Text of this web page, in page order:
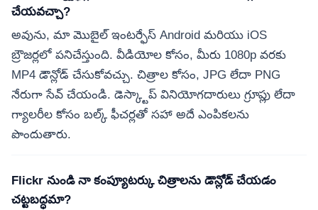
చేయవచ్చా?
అవును, మా మొబైల్ ఇంటర్ఫేస్ Android మరియు iOS
బ్రౌజర్లలో పనిచేస్తుంది. వీడియోల కోసం, మీరు 1080p వరకు
MP4 డౌన్లోడ్ చేసుకోవచ్చు. చిత్రాల కోసం, JPG లేదా PNG
నేరుగా సేవ్ చేయండి. డెస్క్టాప్ వినియోగదారులు గ్రూప్లు లేదా
గ్యాలరీల కోసం బల్క్ ఫీచర్లతో సహా అదే ఎంపికలను
పొందుతారు.
Flickr నుండి నా కంప్యూటర్కు చిత్రాలను డౌన్లోడ్ చేయడం
చట్టబద్ధమా?